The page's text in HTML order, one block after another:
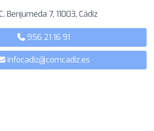
Benjumeda 7, 11003, Cádiz
956 21 16 91
infocadiz@comcadiz.es